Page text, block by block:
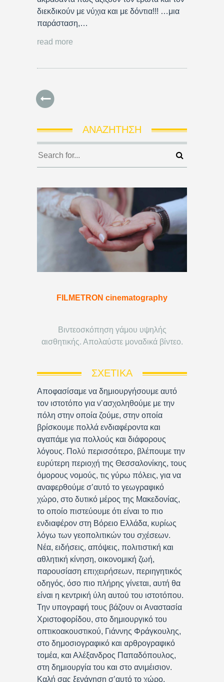
διεκδικούν με νύχια και με δόντια!!! …μια
παράσταση,…
read more
ΑΝΑΖΉΤΗΣΗ
FILMETRON cinematography
Βιντεοσκόπηση γάμου υψηλής
αισθητικής. Απολαύστε μοναδικά βίντεο.
ΣΧΕΤΙΚΆ
Αποφασίσαμε να δημιουργήσουμε αυτό
τον ιστοτόπο για ν’ασχοληθούμε με την
πόλη στην οποία ζούμε, στην οποία
βρίσκουμε πολλά ενδιαφέροντα και
αγαπάμε για πολλούς και διάφορους
λόγους. Πολύ περισσότερο, βλέπουμε την
ευρύτερη περιοχή της Θεσσαλονίκης, τους
όμορους νομούς, τις γύρω πόλεις, για να
αναφερθούμε σ’αυτό το γεωγραφικό
χώρο, στο δυτικό μέρος της Μακεδονίας,
το οποίο πιστεύουμε ότι είναι το πιο
ενδιαφέρον στη Βόρειο Ελλάδα, κυρίως
λόγω των γεοπολιτικών του σχέσεων.
Νέα, ειδήσεις, απόψεις, πολιτιστική και
αθλητική κίνηση, οικονομική ζωή,
παρουσίαση επιχειρήσεων, περιηγητικός
οδηγός, όσο πιο πλήρης γίνεται, αυτή θα
είναι η κεντρική ύλη αυτού του ιστοτόπου.
Την υπογραφή τους βάζουν οι Αναστασία
Χριστοφορίδου, στο δημιουργικό του
οπτικοακουστικού, Γιάννης Φράγκουλης,
στο δημοσιογραφικό και αρθρογραφικό
τομέα, και Αλέξανδρος Παπαδόπουλος,
στη δημιουργία του και στο ανιμέισιον.
Καλή σας ξενάγηση σ’αυτό το χώρο.